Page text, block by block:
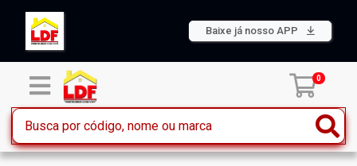
Baixe já nosso APP
0